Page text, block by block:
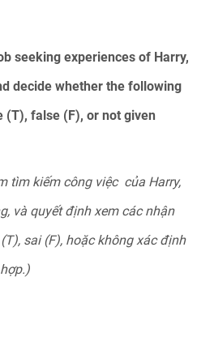
seeking experiences of Harry,
decide whether the following
false (F), or not given
tìm kiếm công việc của Harry,
và quyết định xem các nhận
sai (F), hoặc không xác định